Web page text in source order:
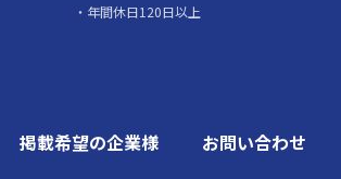
年間休日120日以上
掲載希望の企業様 お問い合わせ